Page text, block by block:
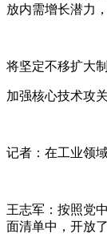
放内需增长潜力
将坚定不移扩大
加强核心技术攻关
记者：在工业领
王志军：按照党
面清单中，开放